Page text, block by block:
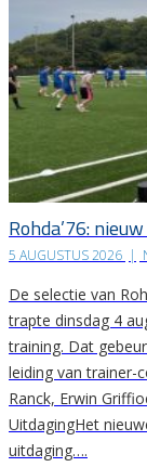
Rohda’76:
5 AUGUSTUS 2026 |
De selectie van
trapte dinsdag 4
training. Dat
leiding van trainer-
Ranck, Erwin
UitdagingHet
uitdaging….